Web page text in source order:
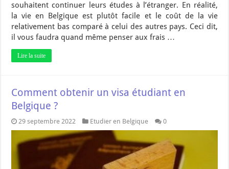
souhaitent continuer leurs études à l’étranger. En réalité,
la vie en Belgique est plutôt facile et le coût de la vie
relativement bas comparé à celui des autres pays. Ceci dit,
il vous faudra quand même penser aux frais …
Lire la suite
Comment obtenir un visa étudiant en
Belgique ?
29 septembre 2022 Etudier en Belgique 0